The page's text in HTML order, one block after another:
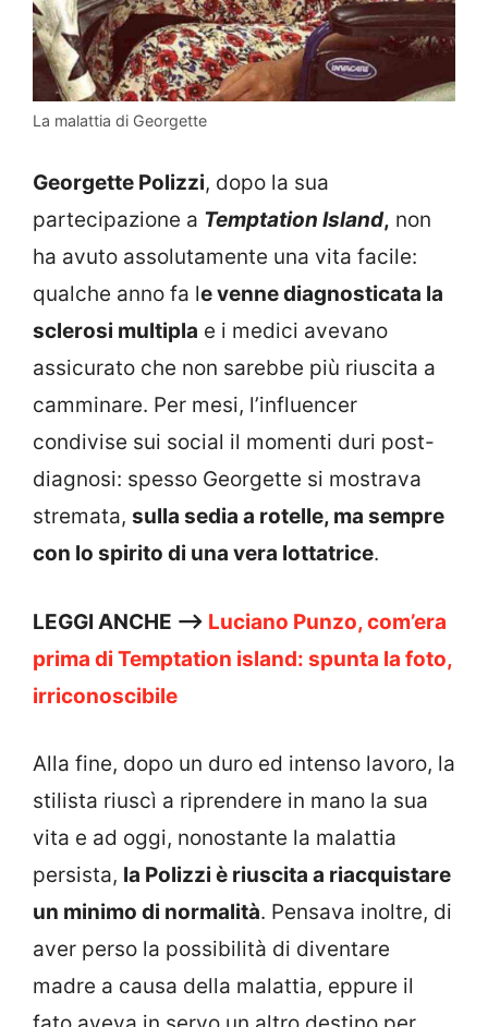
La malattia di Georgette
Georgette Polizzi, dopo la sua
partecipazione a Temptation Island, non
ha avuto assolutamente una vita facile:
qualche anno fa le venne diagnosticata la
sclerosi multipla e i medici avevano
assicurato che non sarebbe più riuscita a
camminare. Per mesi, l’influencer
condivise sui social il momenti duri post-
diagnosi: spesso Georgette si mostrava
stremata, sulla sedia a rotelle, ma sempre
con lo spirito di una vera lottatrice.
LEGGI ANCHE —> Luciano Punzo, com’era
prima di Temptation island: spunta la foto,
irriconoscibile
Alla fine, dopo un duro ed intenso lavoro, la
stilista riuscì a riprendere in mano la sua
vita e ad oggi, nonostante la malattia
persista, la Polizzi è riuscita a riacquistare
un minimo di normalità. Pensava inoltre, di
aver perso la possibilità di diventare
madre a causa della malattia, eppure il